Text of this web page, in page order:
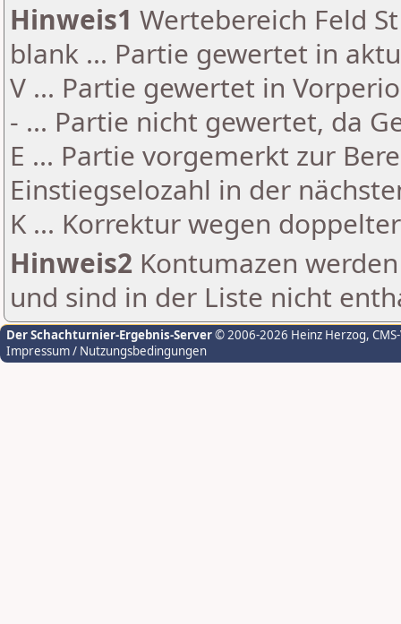
Hinweis1 Wertebereich Feld
blank ... Partie gewertet in
V ... Partie gewertet in
- ... Partie nicht gewertet, da
E ... Partie vorgemerkt zur
Einstiegselozahl in der
K ... Korrektur wegen
Hinweis2 Kontumazen
und sind in der Liste nicht
Der Schachturnier-Ergebnis-Server© 2006-2026 Heinz Herzog,
Impressum / Nutzungsbedingungen